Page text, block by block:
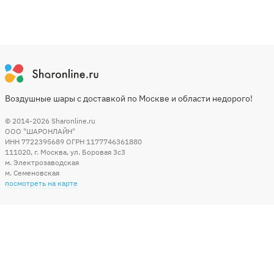
Воздушные шары с доставкой по Москве и области недорого!
© 2014-2026 Sharonline.ru
ООО "ШАРОНЛАЙН"
ИНН 7722395689 ОГРН 1177746361880
111020, г. Москва, ул. Боровая 3c3
м. Электрозаводская
м. Семеновская
посмотреть на карте